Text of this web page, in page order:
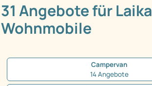
31 Angebote für Laika
Wohnmobile
Campervan
14 Angebote